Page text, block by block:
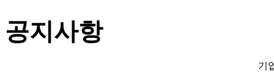
공지사항
기